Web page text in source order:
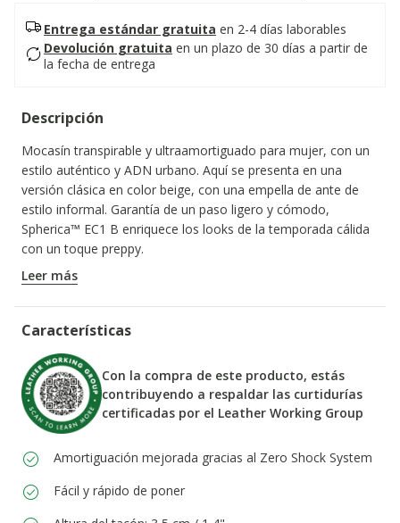
Entrega estándar gratuita en 2-4 días laborables
Devolución gratuita en un plazo de 30 días a partir de
la fecha de entrega
Descripción
Mocasín transpirable y ultraamortiguado para mujer, con un
estilo auténtico y ADN urbano. Aquí se presenta en una
versión clásica en color beige, con una empella de ante de
estilo informal. Garantía de un paso ligero y cómodo,
Spherica™ EC1 B enriquece los looks de la temporada cálida
con un toque preppy.
CÓDIGO DEL PRODUCTO:
Leer más
Características
Con la compra de este producto, estás
contribuyendo a respaldar las curtidurías
certificadas por el Leather Working Group
Amortiguación mejorada gracias al Zero Shock System
Fácil y rápido de poner